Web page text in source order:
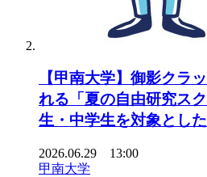
【甲南大学】御影クラ
れる「夏の自由研究ス
生・中学生を対象とし
2026.06.29 13:00
甲南大学